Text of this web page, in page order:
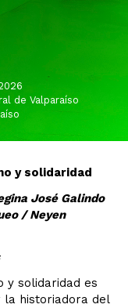
de Valparaíso
y solidaridad
José Galindo
/ Neyen
y solidaridad es
la historiadora del